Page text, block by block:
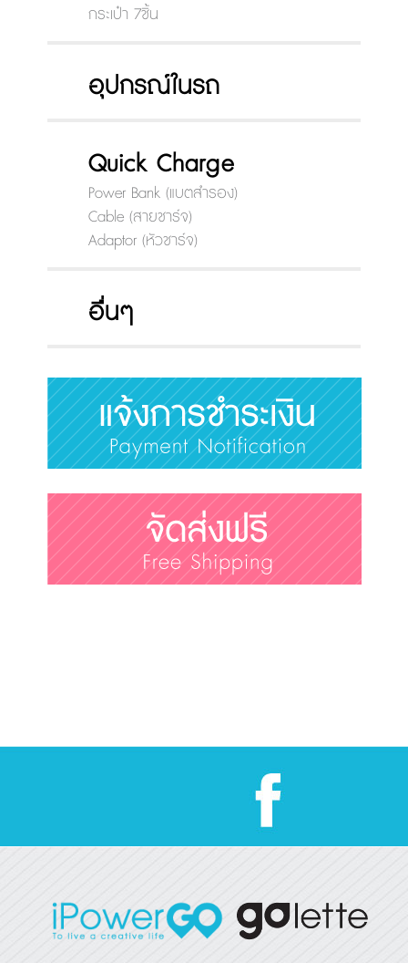
กระเป๋า 7ชิ้น
อุปกรณ์ในรถ
Quick Charge
Power Bank (แบตสำรอง)
Cable (สายชาร์จ)
Adaptor (หัวชาร์จ)
อื่นๆ